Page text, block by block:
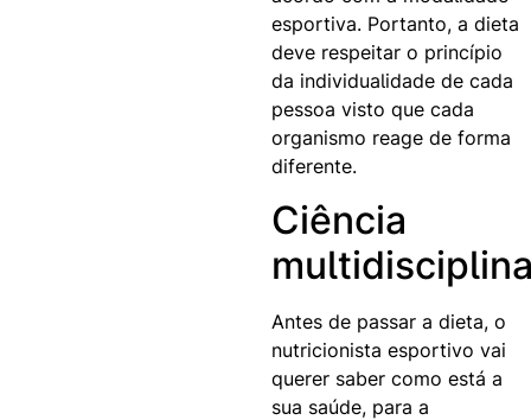
esportiva. Portanto, a dieta
deve respeitar o princípio
da individualidade de cada
pessoa visto que cada
organismo reage de forma
diferente.
Ciência
Antes de passar a dieta, o
nutricionista esportivo vai
querer saber como está a
sua saúde, para a